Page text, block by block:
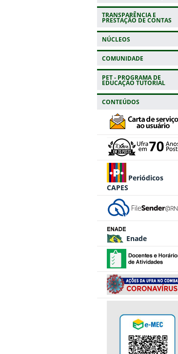
TRANSPARÊNCIA E
PRESTAÇÃO DE CONTAS
NÚCLEOS
COMUNIDADE
PET - PROGRAMA DE
EDUCAÇÃO TUTORIAL
CONTEÚDOS
Periódicos
CAPES
Enade